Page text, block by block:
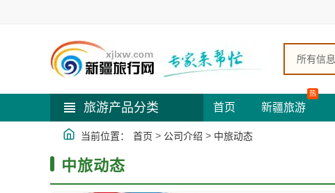
所有信息
旅游产品分类 首页 新疆旅游
热
当前位置： 首页 > 公司介绍 > 中旅动态
中旅动态